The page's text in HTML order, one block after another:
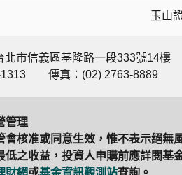
玉山
北市信義區基隆路一段333號14樓
傳真：(02) 2763-8889
管理
會核准或同意生效，惟不表示絕無
低之收益，投資人申購前應詳閱基
財網或基金資訊觀測站查詢。